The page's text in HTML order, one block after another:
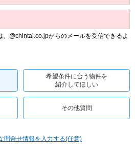
@chintai.co.jpからのメールを受信できるよ
希望条件に合う物件を
紹介してほしい
その他質問
問合せ情報を入力する(任意)